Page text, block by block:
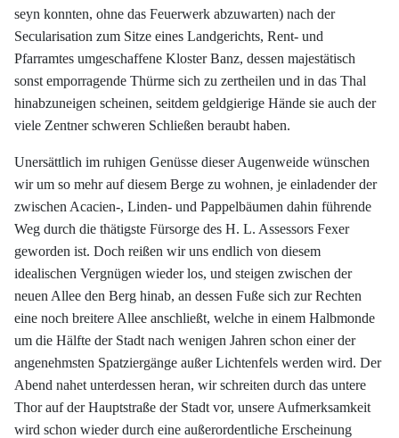
seyn konnten, ohne das Feuerwerk abzuwarten) nach der
Secularisation zum Sitze eines Landgerichts, Rent- und
Pfarramtes umgeschaffene Kloster Banz, dessen majestätisch
sonst emporragende Thürme sich zu zertheilen und in das Thal
hinabzuneigen scheinen, seitdem geldgierige Hände sie auch der
viele Zentner schweren Schließen beraubt haben.
Unersättlich im ruhigen Genüsse dieser Augenweide wünschen
wir um so mehr auf diesem Berge zu wohnen, je einladender der
zwischen Acacien-, Linden- und Pappelbäumen dahin führende
Weg durch die thätigste Fürsorge des H. L. Assessors Fexer
geworden ist. Doch reißen wir uns endlich von diesem
idealischen Vergnügen wieder los, und steigen zwischen der
neuen Allee den Berg hinab, an dessen Fuße sich zur Rechten
eine noch breitere Allee anschließt, welche in einem Halbmonde
um die Hälfte der Stadt nach wenigen Jahren schon einer der
angenehmsten Spatziergänge außer Lichtenfels werden wird. Der
Abend nahet unterdessen heran, wir schreiten durch das untere
Thor auf der Hauptstraße der Stadt vor, unsere Aufmerksamkeit
wird schon wieder durch eine außerordentliche Erscheinung